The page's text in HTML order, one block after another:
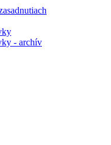
- archív